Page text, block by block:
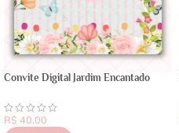
Convite Digital Jardim Encantado
R$ 40,00